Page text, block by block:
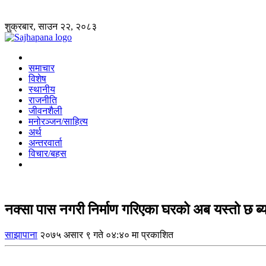
शुक्रबार, साउन २२, २०८३
समाचार
विशेष
स्थानीय
राजनीति
जीवनशैली
मनोरञ्जन/साहित्य
अर्थ
अन्तरवार्ता
विचार/बहस
नक्सा पास नगरी निर्माण गरिएका घरको अब यस्तो छ
साझापाना २०७५ असार ९ गते ०४:४० मा प्रकाशित